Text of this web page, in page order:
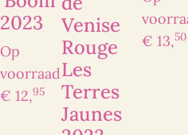
2023
Op
voorraad
€ 12,95
Venise
Rouge
Les
Terres
Jaunes
€ 13,50